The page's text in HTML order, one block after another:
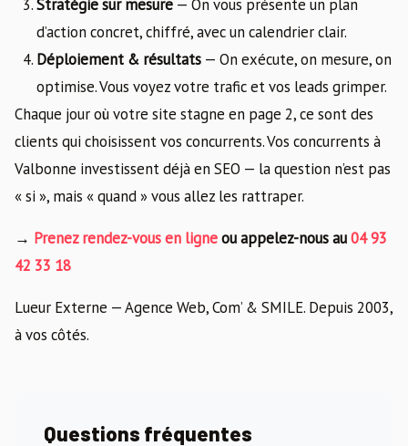
Stratégie sur mesure — On vous présente un plan
d’action concret, chiffré, avec un calendrier clair.
Déploiement & résultats — On exécute, on mesure, on
optimise. Vous voyez votre trafic et vos leads grimper.
Chaque jour où votre site stagne en page 2, ce sont des
clients qui choisissent vos concurrents. Vos concurrents à
Valbonne investissent déjà en SEO — la question n’est pas
« si », mais « quand » vous allez les rattraper.
→ Prenez rendez-vous en ligneou appelez-nous au04 93
42 33 18
Lueur Externe — Agence Web, Com’ & SMILE. Depuis 2003,
à vos côtés.
Questions fréquentes